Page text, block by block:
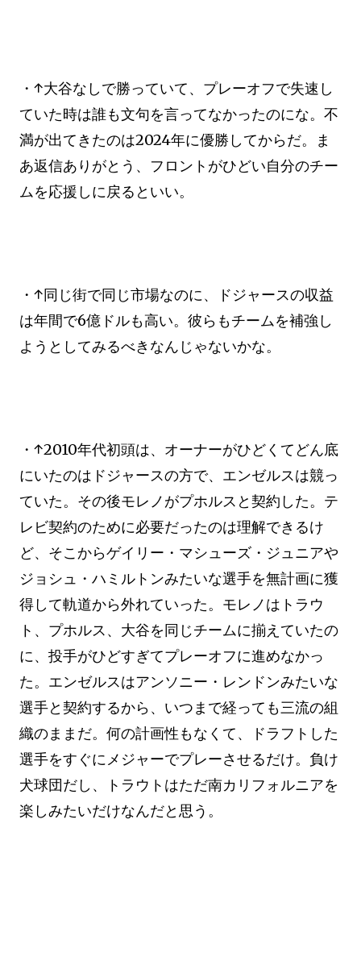
・↑大谷なしで勝っていて、プレーオフで失速し
ていた時は誰も文句を言ってなかったのにな。不
満が出てきたのは2024年に優勝してからだ。ま
あ返信ありがとう、フロントがひどい自分のチー
ムを応援しに戻るといい。
・↑同じ街で同じ市場なのに、ドジャースの収益
は年間で6億ドルも高い。彼らもチームを補強し
ようとしてみるべきなんじゃないかな。
・↑2010年代初頭は、オーナーがひどくてどん底
にいたのはドジャースの方で、エンゼルスは競っ
ていた。その後モレノがプホルスと契約した。テ
レビ契約のために必要だったのは理解できるけ
ど、そこからゲイリー・マシューズ・ジュニアや
ジョシュ・ハミルトンみたいな選手を無計画に獲
得して軌道から外れていった。モレノはトラウ
ト、プホルス、大谷を同じチームに揃えていたの
に、投手がひどすぎてプレーオフに進めなかっ
た。エンゼルスはアンソニー・レンドンみたいな
選手と契約するから、いつまで経っても三流の組
織のままだ。何の計画性もなくて、ドラフトした
選手をすぐにメジャーでプレーさせるだけ。負け
犬球団だし、トラウトはただ南カリフォルニアを
楽しみたいだけなんだと思う。